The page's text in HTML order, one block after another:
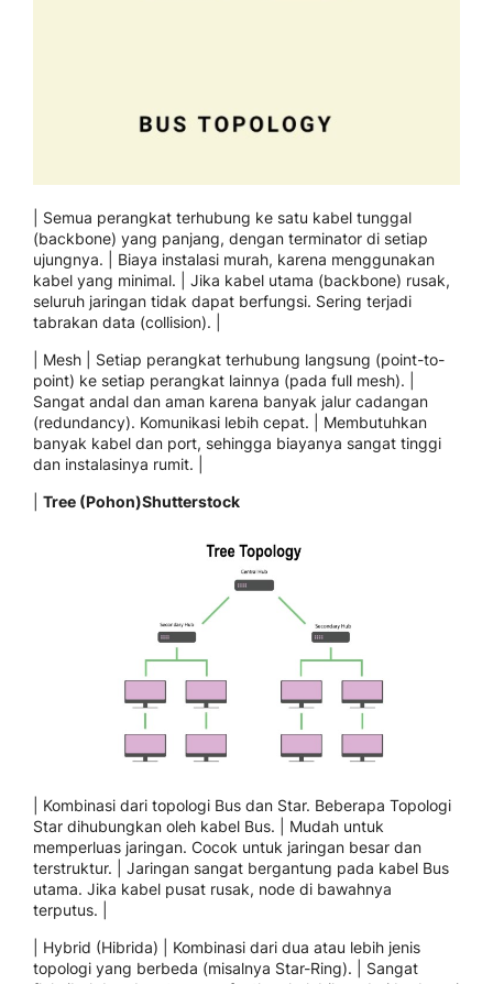
| Semua perangkat terhubung ke satu kabel tunggal
(backbone) yang panjang, dengan terminator di setiap
ujungnya. | Biaya instalasi murah, karena menggunakan
kabel yang minimal. | Jika kabel utama (backbone) rusak,
seluruh jaringan tidak dapat berfungsi. Sering terjadi
tabrakan data (collision). |
| Mesh | Setiap perangkat terhubung langsung (point-to-
point) ke setiap perangkat lainnya (pada full mesh). |
Sangat andal dan aman karena banyak jalur cadangan
(redundancy). Komunikasi lebih cepat. | Membutuhkan
banyak kabel dan port, sehingga biayanya sangat tinggi
dan instalasinya rumit. |
Tree (Pohon)Shutterstock
| Kombinasi dari topologi Bus dan Star. Beberapa Topologi
Star dihubungkan oleh kabel Bus. | Mudah untuk
memperluas jaringan. Cocok untuk jaringan besar dan
terstruktur. | Jaringan sangat bergantung pada kabel Bus
utama. Jika kabel pusat rusak, node di bawahnya
terputus. |
| Hybrid (Hibrida) | Kombinasi dari dua atau lebih jenis
topologi yang berbeda (misalnya Star-Ring). | Sangat